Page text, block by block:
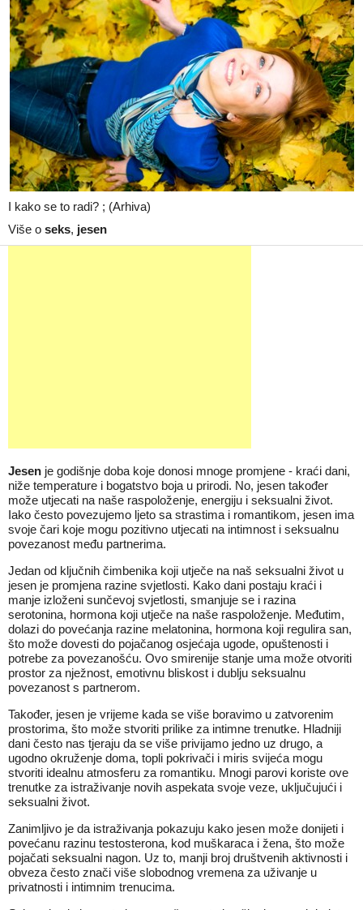
I kako se to radi? ; (Arhiva)
Više o seks, jesen
Jesen je godišnje doba koje donosi mnoge promjene - kraći dani,
niže temperature i bogatstvo boja u prirodi. No, jesen također
može utjecati na naše raspoloženje, energiju i seksualni život.
Iako često povezujemo ljeto sa strastima i romantikom, jesen ima
svoje čari koje mogu pozitivno utjecati na intimnost i seksualnu
povezanost među partnerima.
Jedan od ključnih čimbenika koji utječe na naš seksualni život u
jesen je promjena razine svjetlosti. Kako dani postaju kraći i
manje izloženi sunčevoj svjetlosti, smanjuje se i razina
serotonina, hormona koji utječe na naše raspoloženje. Međutim,
dolazi do povećanja razine melatonina, hormona koji regulira san,
što može dovesti do pojačanog osjećaja ugode, opuštenosti i
potrebe za povezanošću. Ovo smirenije stanje uma može otvoriti
prostor za nježnost, emotivnu bliskost i dublju seksualnu
povezanost s partnerom.
Također, jesen je vrijeme kada se više boravimo u zatvorenim
prostorima, što može stvoriti prilike za intimne trenutke. Hladniji
dani često nas tjeraju da se više privijamo jedno uz drugo, a
ugodno okruženje doma, topli pokrivači i miris svijeća mogu
stvoriti idealnu atmosferu za romantiku. Mnogi parovi koriste ove
trenutke za istraživanje novih aspekata svoje veze, uključujući i
seksualni život.
Zanimljivo je da istraživanja pokazuju kako jesen može donijeti i
povećanu razinu testosterona, kod muškaraca i žena, što može
pojačati seksualni nagon. Uz to, manji broj društvenih aktivnosti i
obveza često znači više slobodnog vremena za uživanje u
privatnosti i intimnim trenucima.